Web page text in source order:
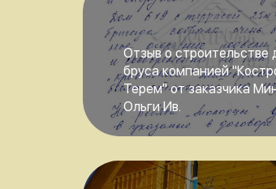
Отзыв о строительстве
бруса компанией
Терем" от заказчика
Ольги Ив.